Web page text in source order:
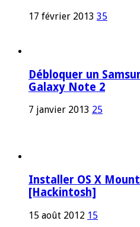
17 février 2013 35
Débloquer un
Galaxy Note 2
7 janvier 2013 25
Installer OS X
[Hackintosh]
15 août 2012 15